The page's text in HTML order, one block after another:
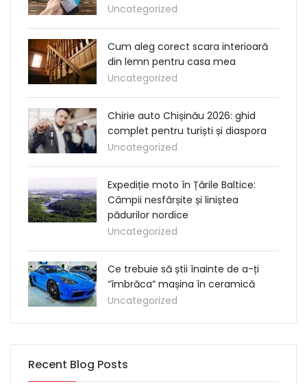
Uncategorized
Cum aleg corect scara interioară
din lemn pentru casa mea
Uncategorized
Chirie auto Chișinău 2026: ghid
complet pentru turiști și diaspora
Uncategorized
Expediție moto în Țările Baltice:
Câmpii nesfârșite și liniștea
pădurilor nordice
Uncategorized
Ce trebuie să știi înainte de a-ți
“îmbrăca” mașina în ceramică
Uncategorized
Recent Blog Posts